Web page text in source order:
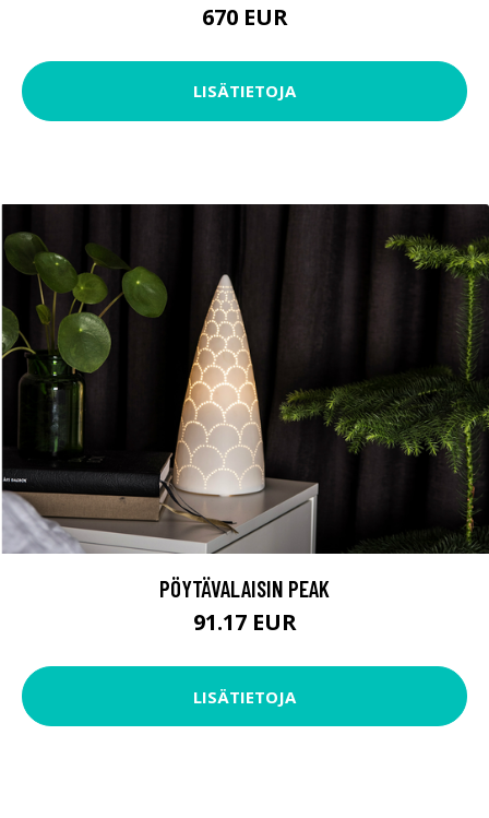
670 EUR
LISÄTIETOJA
PÖYTÄVALAISIN PEAK
91.17 EUR
LISÄTIETOJA